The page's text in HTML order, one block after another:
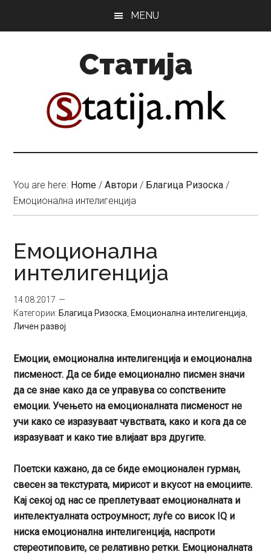
MENU
Статија
You are here: Home / Автори / Благица Ризоска /
Емоционална интелигенција
Емоционална
интелигенција
14.08.2017
Категории: Благица Ризоска Емоционална интелигенција
Личен развој
Емоции, емоционална интелигенција и емоционална
писменост. Да се биде емоционално писмен значи
да се знае како да се управува со сопствените
емоции. Учењето на емоционалната писменост не
учи како се изразуваат чувствата, како и кога да се
изразуваат и како тие влијаат врз другите.
Поетски кажано, да се биде емоционален гурман,
свесен за текстурата, мирисот и вкусот на емоциите.
Кај секој од нас се преплетуваат емоционалната и
интелектуалната остроумност; луѓе со висок IQ и
ниска емоционална интелигенција, наспроти
стереотиповите, се релативно ретки. Емоционалната